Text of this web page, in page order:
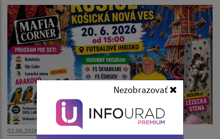
02.06.2026
Nezobrazovať